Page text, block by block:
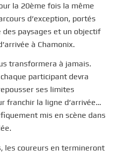
la 20ème fois la même
d’exception, portés
paysages et un objectif
à Chamonix.
transformera à jamais.
participant devra
ses limites
franchir la ligne d’arrivée…
mis en scène dans
les coureurs en termineront